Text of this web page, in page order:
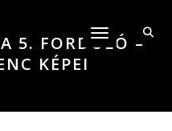
Toggle
5. FORDULÓ –
KÉPEI